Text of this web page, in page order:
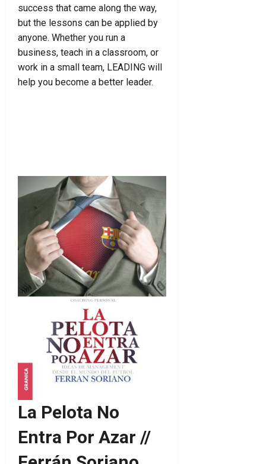
success that came along the way,
but the lessons can be applied by
anyone. Whether you run a
business, teach in a classroom, or
work in a small team, LEADING will
help you become a better leader.
La Pelota No
Entra Por Azar //